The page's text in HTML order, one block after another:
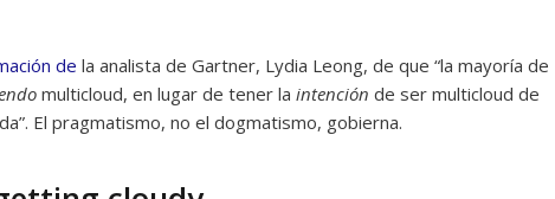
de la analista de Gartner, Lydia Leong, de que “la mayoría de
multicloud, en lugar de tener la intención de ser multicloud de
El pragmatismo, no el dogmatismo, gobierna.